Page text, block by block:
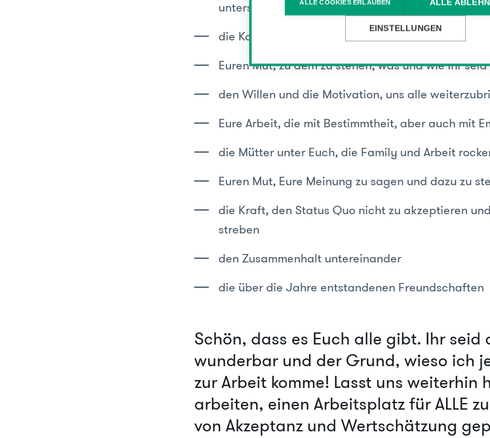
ALLE COOKIES ERLAUBEN ALLE
EINSTELLUNGEN
unterstützen - ich bewundere Euch!!!
die Kompetenz, die Ihr habt und weiter ausbaut
Euren Mut, zu dem zu stehen, was und wie Ihr seid
den Willen und die Motivation, uns alle
Eure Arbeit, die mit Bestimmtheit, aber auch mit
die Mütter unter Euch, die Family und Arbeit
Euren Mut, Eure Meinung zu sagen und dazu zu
die Kraft, den Status Quo nicht zu akzeptieren
streben
den Zusammenhalt untereinander
die über die Jahre entstandenen Freundschaften
Schön, dass es Euch alle gibt. Ihr seid
wunderbar und der Grund, wieso ich
zur Arbeit komme! Lasst uns weiterhin
arbeiten, einen Arbeitsplatz für ALLE
von Akzeptanz und Wertschätzung